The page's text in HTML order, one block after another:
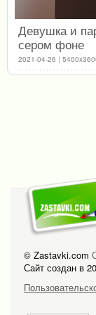
Девушка и
сером фоне
2021-04-26 |
© Zastavki.com
Сайт создан в